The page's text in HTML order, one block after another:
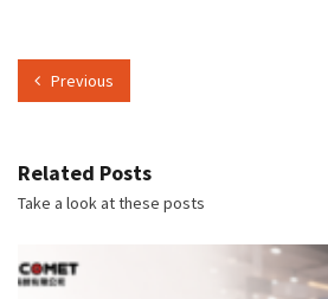
Previous
Related Posts
Take a look at these posts